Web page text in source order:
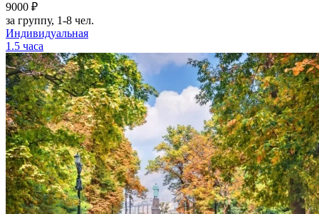
9000 ₽
за группу, 1-8 чел.
Индивидуальная
1.5 часа